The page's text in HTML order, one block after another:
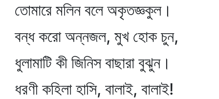
তোমারে মলিন বলে অকৃতজ্ঞকুল।
বন্ধ করো অন্নজল, মুখ হোক চুন,
ধুলামাটি কী জিনিস বাছারা বুঝুন।
ধরণী কহিলা হাসি, বালাই, বালাই!